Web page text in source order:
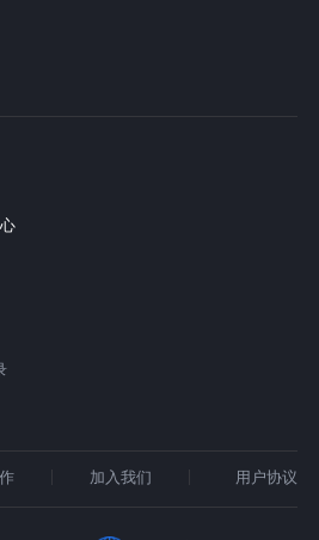
加入我们 用户协议